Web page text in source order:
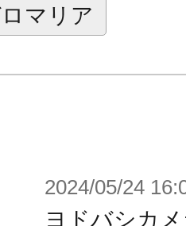
ができます。
テールちゃん」
ことが可能な「
マリア
2024/05/24
ヨドバシカ